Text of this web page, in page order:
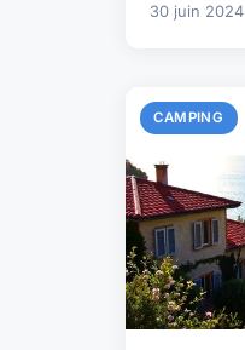
30 juin 2024
CAMPING